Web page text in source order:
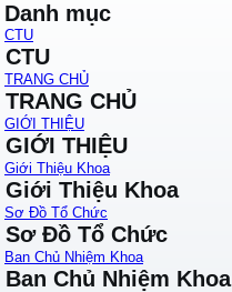
Danh mục
CTU
CTU
TRANG CHỦ
TRANG CHỦ
GIỚI THIỆU
GIỚI THIỆU
Giới Thiệu Khoa
Giới Thiệu Khoa
Sơ Đồ Tổ Chức
Sơ Đồ Tổ Chức
Ban Chủ Nhiệm Khoa
Ban Chủ Nhiệm Khoa